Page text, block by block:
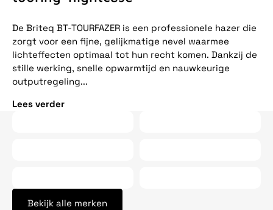
De Briteq BT-TOURFAZER is een professionele hazer die
zorgt voor een fijne, gelijkmatige nevel waarmee
lichteffecten optimaal tot hun recht komen. Dankzij de
stille werking, snelle opwarmtijd en nauwkeurige
outputregeling...
Lees verder
Bekijk alle merken